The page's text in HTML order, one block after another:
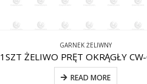
GARNEK ŻELIWNY
1SZT ŻELIWO PRĘT OKRĄGŁY
READ MORE